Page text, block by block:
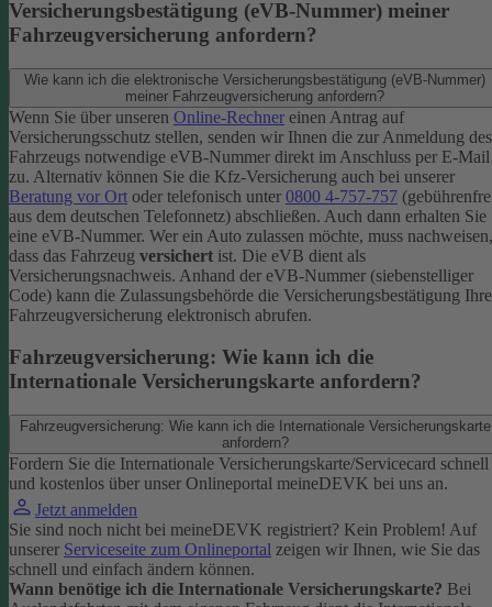
Versicherungsbestätigung (eVB-Nummer) meiner
Fahrzeugversicherung anfordern?
Wie kann ich die elektronische Versicherungsbestätigung (eVB-Nummer)
meiner Fahrzeugversicherung anfordern?
Wenn Sie über unseren Online-Rechner einen Antrag auf
Versicherungsschutz stellen, senden wir Ihnen die zur Anmeldung des
Fahrzeugs notwendige eVB-​Nummer direkt im Anschluss per E-Mail
zu. Alternativ können Sie die Kfz-​Versicherung auch bei unserer
Beratung vor Ort oder telefonisch unter 0800 4-​757-757
aus dem deutschen Telefonnetz) abschließen. Auch dann erhalten Sie
eine eVB-Nummer. Wer ein Auto zulassen möchte, muss nachweisen,
dass das Fahrzeug versichert ist. Die eVB dient als
Versicherungsnachweis. Anhand der eVB-Nummer (siebenstelliger
Code) kann die Zulassungsbehörde die Versicherungsbestätigung
Fahrzeugversicherung elektronisch abrufen.
Fahrzeugversicherung: Wie kann ich die
Internationale Versicherungskarte anfordern?
Fahrzeugversicherung: Wie kann ich die Internationale Versicherungskarte
anfordern?
Fordern Sie die Internationale Versicherungskarte/Servicecard schnell
und kostenlos über unser Onlineportal meineDEVK bei uns an.
Jetzt anmelden
Sie sind noch nicht bei meineDEVK registriert? Kein Problem! Auf
unserer Serviceseite zum Onlineportal zeigen wir Ihnen, wie Sie das
schnell und einfach ändern können.
Wann benötige ich die Internationale Versicherungskarte? Bei